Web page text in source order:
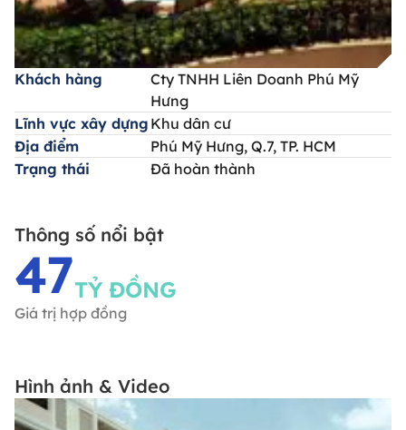
Khách hàng
Cty TNHH Liên Doanh Phú Mỹ
Hưng
Lĩnh vực xây dựng Khu dân cư
Địa điểm
Phú Mỹ Hưng, Q.7, TP. HCM
Trạng thái
Đã hoàn thành
Thông số nổi bật
47TỶ ĐỒNG
Giá trị hợp đồng
Hình ảnh & Video